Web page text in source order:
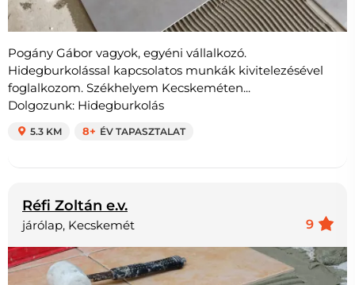
Pogány Gábor vagyok, egyéni vállalkozó.
Hidegburkolással kapcsolatos munkák kivitelezésével
foglalkozom. Székhelyem Kecskeméten...
Dolgozunk: Hidegburkolás
5.3 KM 8+ ÉV TAPASZTALAT
Réfi Zoltán e.v.
9
járólap, Kecskemét